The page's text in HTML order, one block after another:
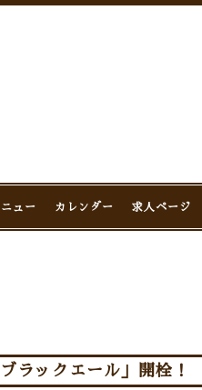
ニュー カレンダー 求人ページ
ラックエール」開栓！